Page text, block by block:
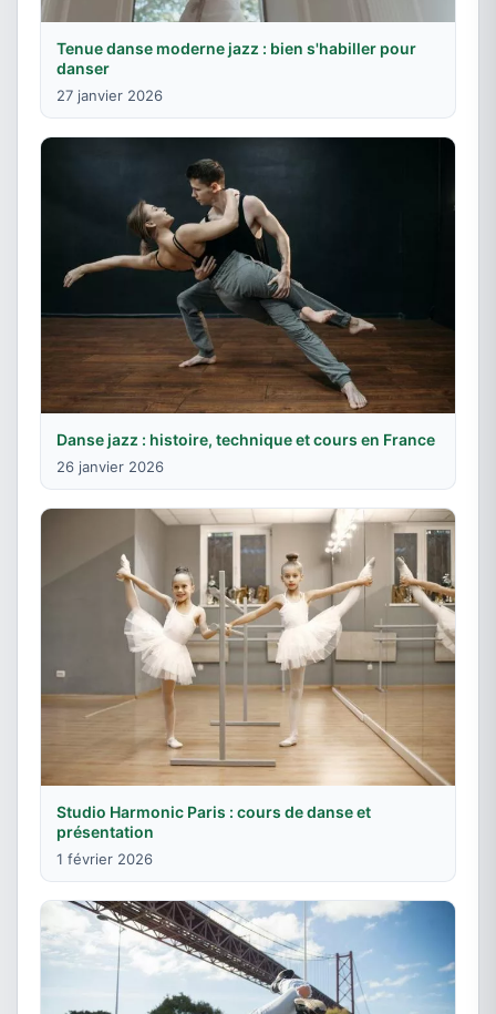
Tenue danse moderne jazz : bien s'habiller pour
danser
27 janvier 2026
Danse jazz : histoire, technique et cours en France
26 janvier 2026
Studio Harmonic Paris : cours de danse et
présentation
1 février 2026